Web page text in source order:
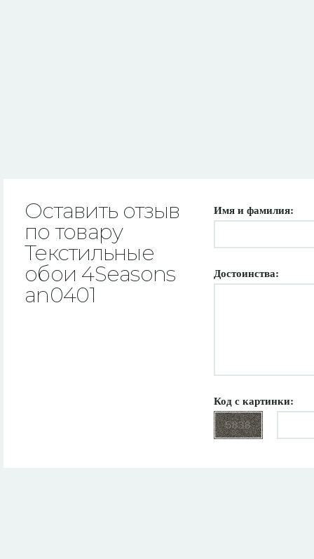
Оставить отзыв
по товару
Текстильные
обои 4Seasons
an0401
Имя и фамилия:
Достоинства:
Код с картинки: